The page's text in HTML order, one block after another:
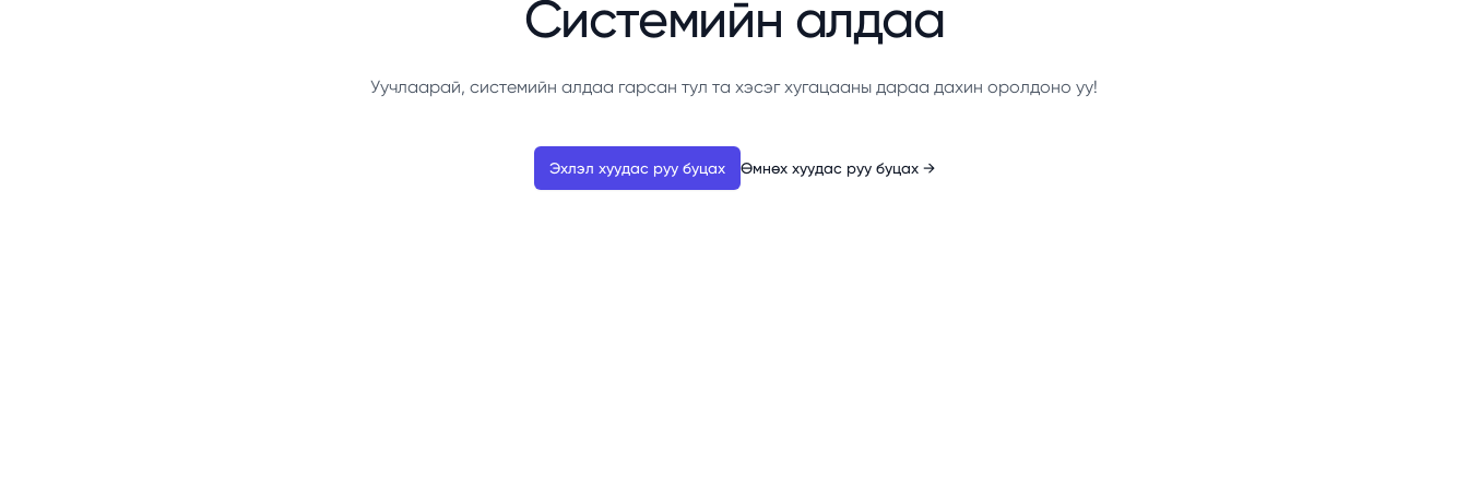
Системийн алдаа
Уучлаарай, системийн алдаа гарсан тул та хэсэг хугацааны дараа дахин оролдоно уу!
Эхлэл хуудас руу буцах Өмнөх хуудас руу буцах →